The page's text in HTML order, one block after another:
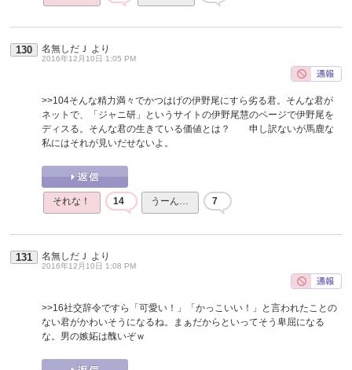
130 名無しだＪ より
2016年12月10日 1:05 PM
>>104そんな精力満々でかつはげの伊野尾にすら劣る君。そんな君が
ネットで、「ジャニ研」というサイトの伊野尾慧のページで伊野尾を
ディスる。そんな君の生きている価値とは？ 申し訳ないが馬鹿な
私にはそれが見いだせないよ。
それな！ 14 うーん… 7
131 名無しだＪ より
2016年12月10日 1:08 PM
>>16社交辞令ですら「可愛い！」「かっこいい！」と言われたことの
ない君がかわいそうになるね。まぁだからといってそう卑屈になる
な。男の嫉妬は醜いぞｗ